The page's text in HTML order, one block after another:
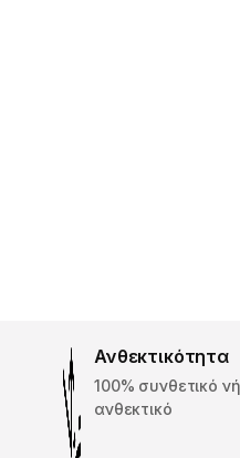
Ανθεκτικότητα
100% συνθετικό
ανθεκτικό